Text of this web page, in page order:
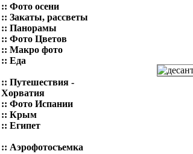
:: Фото осени
:: Закаты, рассветы
:: Панорамы
:: Фото Цветов
:: Макро фото
:: Еда
:: Путешествия -
Хорватия
:: Фото Испании
:: Крым
:: Египет
:: Аэрофотосъемка